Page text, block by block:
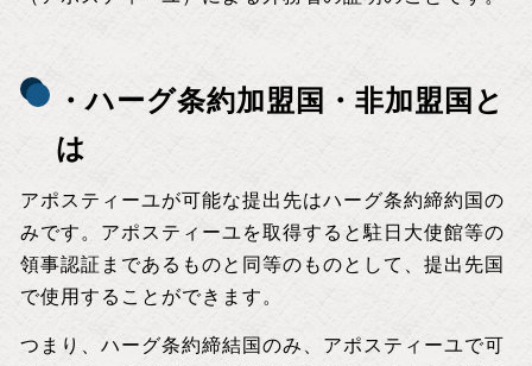
・ハーグ条約加盟国・非加盟国と
は
アポスティーユが可能な提出先はハーグ条約締約国の
みです。アポスティーユを取得すると駐日大使館等の
領事認証まであるものと同等のものとして、提出先国
で使用することができます。
つまり、ハーグ条約締結国のみ、アポスティーユで可